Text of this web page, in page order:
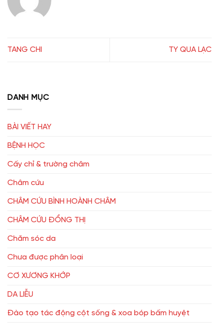
TANG CHI TY QUA LẠC
DANH MỤC
BÀI VIẾT HAY
BỆNH HỌC
Cấy chỉ & trường châm
Châm cứu
CHÂM CỨU BÌNH HOÀNH CHÂM
CHÂM CỨU ĐỔNG THỊ
Chăm sóc da
Chưa được phân loại
CƠ XƯƠNG KHỚP
DA LIỄU
Đào tạo tác động cột sống & xoa bóp bấm huyệt